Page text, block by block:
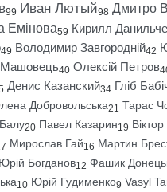
99 Иван Лютый98 Дмитро
Емінова59 Кирилл
49 Володимир Завгородній42
Машовець40 Олексій Петров
Денис Казанский34 Гліб
Добровольська21 Тарас
20 Павел Казарин19
Мирослав Гай16 Мартин
Юрій Богданов12 Фашик
10 Юрій Гудименко9 Vasyl